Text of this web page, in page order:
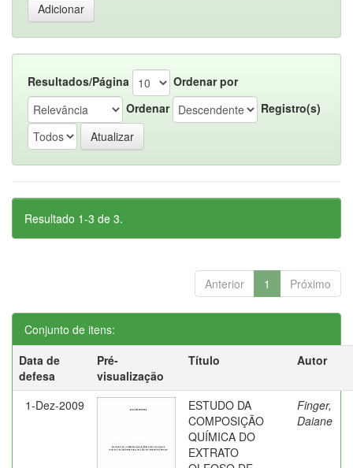
Resultados/Página
Ordenar por
Ordenar
Registro(s)
Resultado 1-3 de 3.
Anterior 1 Próximo
Conjunto de itens:
Data de
defesa
Pré-
visualização
Título Autor
1-Dez-2009
ESTUDO DA
COMPOSIÇÃO
QUÍMICA DO
EXTRATO
Finger,
Daiane